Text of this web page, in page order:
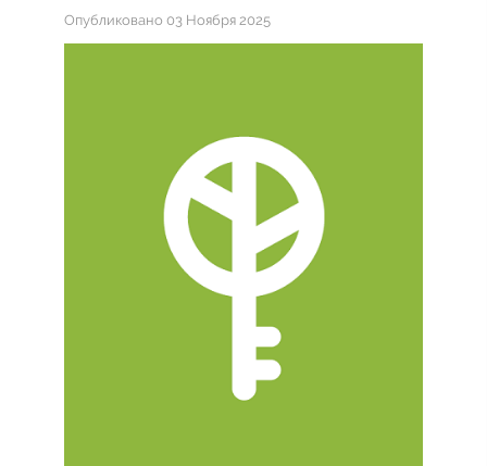
Опубликовано 03 Ноября 2025